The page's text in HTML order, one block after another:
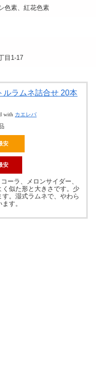
色素、紅花色素
目1-17
ルラムネ詰合せ 20本
with カエレバ
安
安
ーラ、メロンサイダー、
似た形と大きさです。少
。湿式ラムネで、やわら
す。